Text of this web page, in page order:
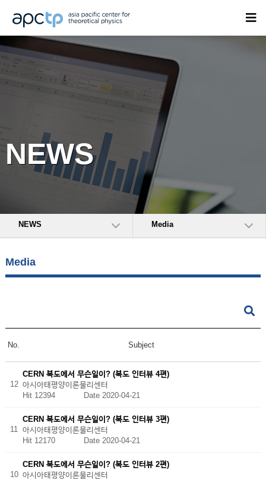
NEWS
NEWS Media
Media
No. Subject
12
CERN 복도에서 무슨일이? (복도 인터뷰 4편)
아시아태평양이론물리센터
Hit 12394 Date 2020-04-21
11
CERN 복도에서 무슨일이? (복도 인터뷰 3편)
아시아태평양이론물리센터
Hit 12170 Date 2020-04-21
10
CERN 복도에서 무슨일이? (복도 인터뷰 2편)
아시아태평양이론물리센터